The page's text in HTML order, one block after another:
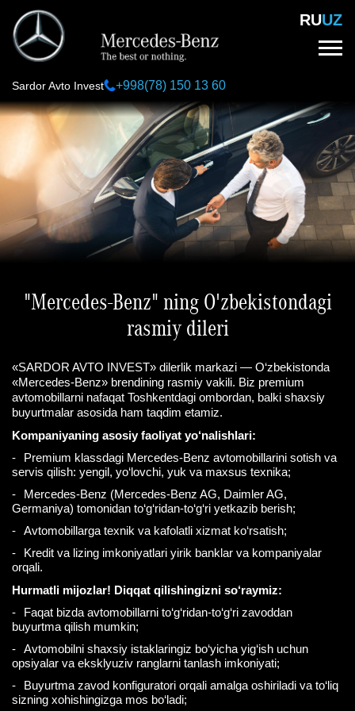
main
content
RUUZ
Sardor Avto Invest +998(78) 150 13 60
"Mercedes-Benz" ning O'zbekistondagi
rasmiy dileri
«SARDOR AVTO INVEST» dilerlik markazi — O‘zbekistonda
«Mercedes-Benz» brendining rasmiy vakili. Biz premium
avtomobillarni nafaqat Toshkentdagi ombordan, balki shaxsiy
buyurtmalar asosida ham taqdim etamiz.
Kompaniyaning asosiy faoliyat yo‘nalishlari:
Premium klassdagi Mercedes-Benz avtomobillarini sotish va
servis qilish: yengil, yo‘lovchi, yuk va maxsus texnika;
Mercedes-Benz (Mercedes-Benz AG, Daimler AG,
Germaniya) tomonidan to‘g‘ridan-to‘g‘ri yetkazib berish;
Avtomobillarga texnik va kafolatli xizmat ko‘rsatish;
Kredit va lizing imkoniyatlari yirik banklar va kompaniyalar
orqali.
Hurmatli mijozlar! Diqqat qilishingizni so‘raymiz:
Faqat bizda avtomobillarni to‘g‘ridan-to‘g‘ri zavoddan
buyurtma qilish mumkin;
Avtomobilni shaxsiy istaklaringiz bo‘yicha yig‘ish uchun
opsiyalar va eksklyuziv ranglarni tanlash imkoniyati;
Buyurtma zavod konfiguratori orqali amalga oshiriladi va to‘liq
sizning xohishingizga mos bo‘ladi;